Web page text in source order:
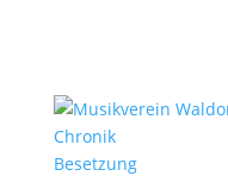
Chronik
Besetzung